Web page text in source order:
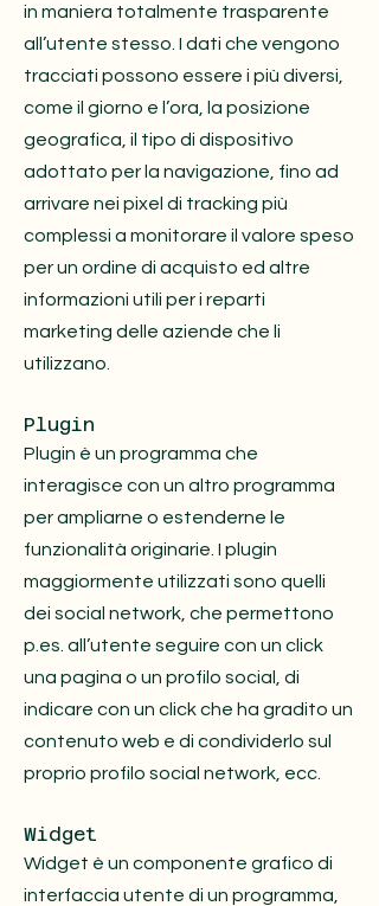
in maniera totalmente trasparente
all’utente stesso. I dati che vengono
tracciati possono essere i più diversi,
come il giorno e l’ora, la posizione
geografica, il tipo di dispositivo
adottato per la navigazione, fino ad
arrivare nei pixel di tracking più
complessi a monitorare il valore speso
per un ordine di acquisto ed altre
informazioni utili per i reparti
marketing delle aziende che li
utilizzano.
Plugin
Plugin è un programma che
interagisce con un altro programma
per ampliarne o estenderne le
funzionalità originarie. I plugin
maggiormente utilizzati sono quelli
dei social network, che permettono
p.es. all’utente seguire con un click
una pagina o un profilo social, di
indicare con un click che ha gradito un
contenuto web e di condividerlo sul
proprio profilo social network, ecc.
Widget
Widget è un componente grafico di
interfaccia utente di un programma,